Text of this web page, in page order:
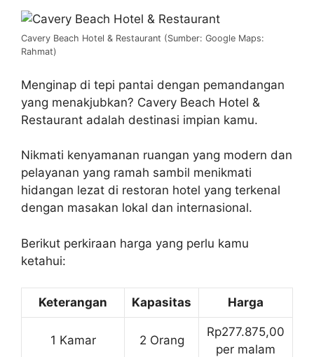
Cavery Beach Hotel & Restaurant (Sumber: Google Maps:
Rahmat)
Menginap di tepi pantai dengan pemandangan
yang menakjubkan? Cavery Beach Hotel &
Restaurant adalah destinasi impian kamu.
Nikmati kenyamanan ruangan yang modern dan
pelayanan yang ramah sambil menikmati
hidangan lezat di restoran hotel yang terkenal
dengan masakan lokal dan internasional.
Berikut perkiraan harga yang perlu kamu
ketahui:
Keterangan Kapasitas Harga
1 Kamar 2 Orang
Rp277.875,00
per malam